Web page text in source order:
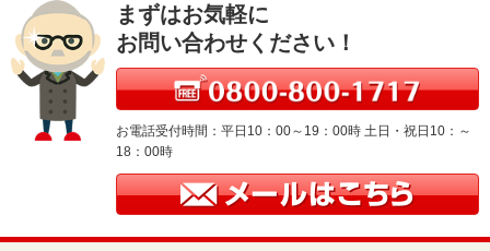
まずはお気軽に
お問い合わせください！
お電話受付時間：平日10：00～19：00時 土日・祝日10：～
18：00時